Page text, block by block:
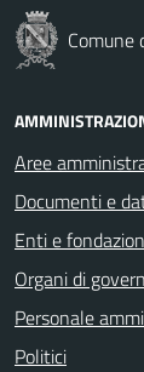
Comune
Aree
Documenti e
Enti e
Organi di
Personale
Politici